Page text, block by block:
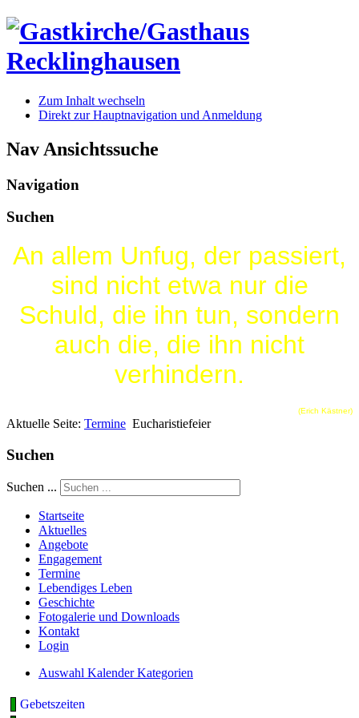
Zum Inhalt wechseln
Direkt zur Hauptnavigation und Anmeldung
Nav Ansichtssuche
Navigation
Suchen
An allem Unfug, der passiert,
sind nicht etwa nur die
Schuld, die ihn tun, sondern
auch die, die ihn nicht
verhindern.
(Erich Kästner)
Aktuelle Seite: Termine Eucharistiefeier
Suchen
Suchen ...
Startseite
Aktuelles
Angebote
Engagement
Termine
Lebendiges Leben
Geschichte
Fotogalerie und Downloads
Kontakt
Login
Auswahl Kalender Kategorien
Gebetszeiten